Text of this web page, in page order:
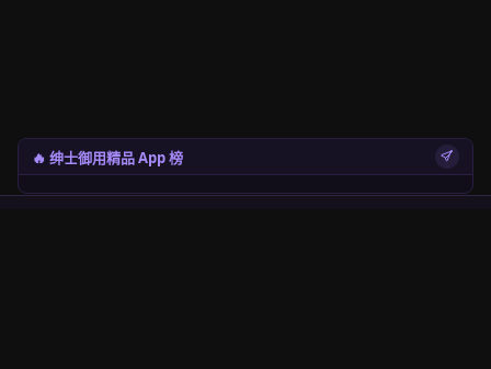
🔥 绅士御用精品 App 榜